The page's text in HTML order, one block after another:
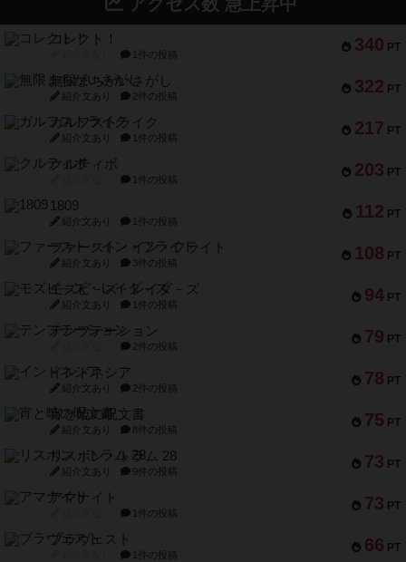
340 PT
コレクト！
1件の投稿
322 PT
無限まちがいさがし
紹介文あり 2件の投稿
217 PT
ガルフストライク
紹介文あり 1件の投稿
203 PT
クルティボ
1件の投稿
112 PT
1809
紹介文あり 1件の投稿
108 PT
ファースト・イン・フライト
紹介文あり 3件の投稿
94 PT
モズビ－ズ・レイダ－ズ
紹介文あり 1件の投稿
79 PT
テンプテーション
2件の投稿
78 PT
インドネシア
紹介文あり 2件の投稿
75 PT
宵と暁の呪文書
紹介文あり 8件の投稿
73 PT
リスボン・トラム 28
紹介文あり 9件の投稿
73 PT
アマナイト
1件の投稿
66 PT
ブラヴェスト
1件の投稿